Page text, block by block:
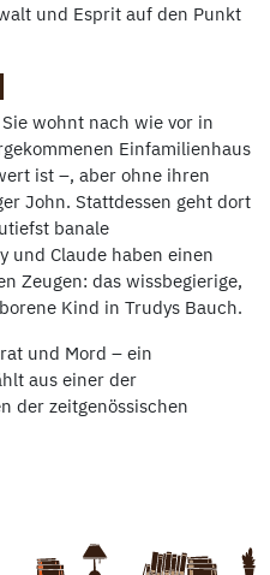
und Esprit auf den Punkt
wohnt nach wie vor in
Einfamilienhaus
ist –, aber ohne ihren
John. Stattdessen geht dort
banale
und Claude haben einen
Zeugen: das wissbegierige,
Kind in Trudys Bauch.
und Mord – ein
aus einer der
der zeitgenössischen